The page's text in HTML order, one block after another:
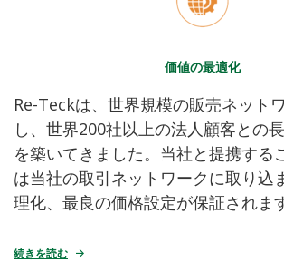
価値の最適化
Re-Teckは、世界規模の販売ネット
し、世界200社以上の法人顧客との
を築いてきました。当社と提携する
は当社の取引ネットワークに取り込
理化、最良の価格設定が保証されます
続きを読む